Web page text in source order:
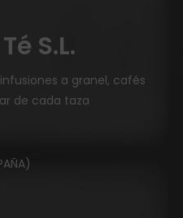
S.L.
a granel, cafés
de cada taza